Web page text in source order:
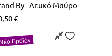
By - Λευκό Μαύρο
€
Προϊόν